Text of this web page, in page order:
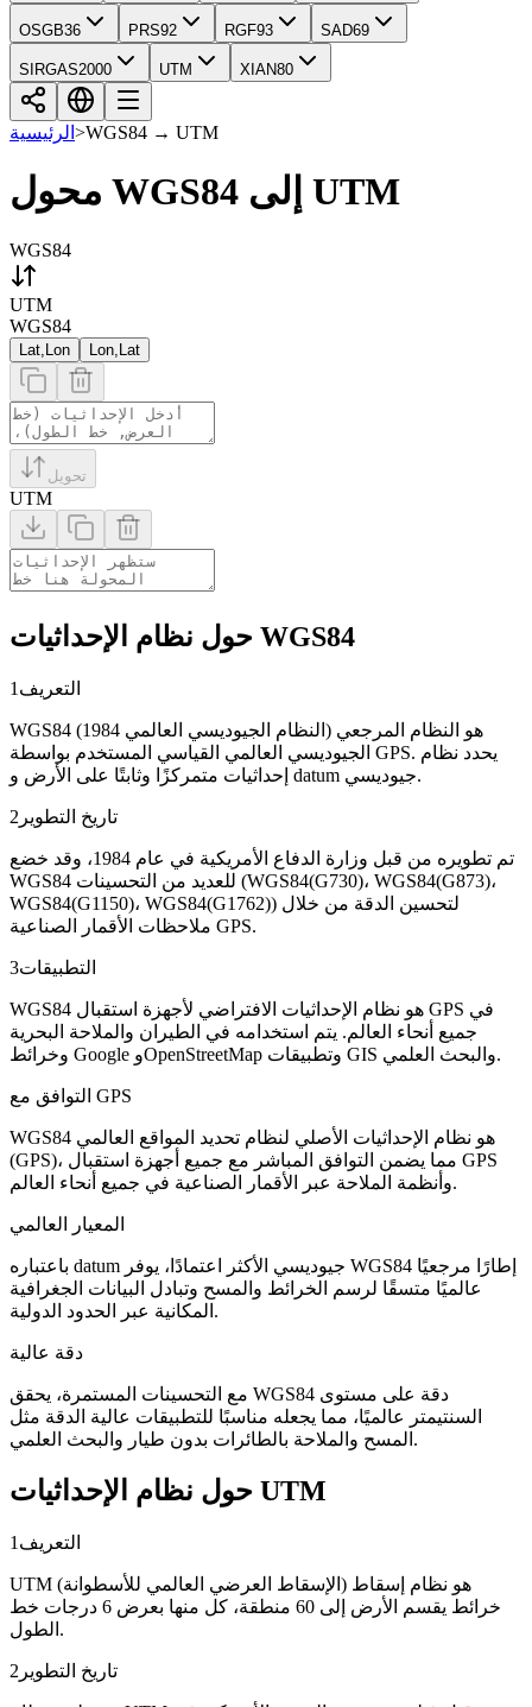
OSGB36 PRS92 RGF93 SAD69
SIRGAS2000 UTM XIAN80
الرئيسية >WGS84 → UTM
محول WGS84 إلى UTM
WGS84
UTM
WGS84
Lat,Lon Lon,Lat
تحويل
UTM
حول نظام الإحداثيات WGS84
1 التعريف
WGS84 (النظام الجيوديسي العالمي 1984) هو النظام المرجعي
الجيوديسي العالمي القياسي المستخدم بواسطة GPS. يحدد نظام
إحداثيات متمركزًا وثابتًا على الأرض و datum جيوديسي.
2 تاريخ التطوير
تم تطويره من قبل وزارة الدفاع الأمريكية في عام 1984، وقد خضع
WGS84 للعديد من التحسينات (WGS84(G730)، WGS84(G873)،
WGS84(G1150)، WGS84(G1762)) لتحسين الدقة من خلال
ملاحظات الأقمار الصناعية GPS.
3التطبيقات
WGS84 هو نظام الإحداثيات الافتراضي لأجهزة استقبال GPS في
جميع أنحاء العالم. يتم استخدامه في الطيران والملاحة البحرية
وخرائط Google وOpenStreetMap وتطبيقات GIS والبحث العلمي.
التوافق مع GPS
WGS84 هو نظام الإحداثيات الأصلي لنظام تحديد المواقع العالمي
(GPS)، مما يضمن التوافق المباشر مع جميع أجهزة استقبال GPS
وأنظمة الملاحة عبر الأقمار الصناعية في جميع أنحاء العالم.
المعيار العالمي
باعتباره datum جيوديسي الأكثر اعتمادًا، يوفر WGS84 إطارًا مرجعيًا
عالميًا متسقًا لرسم الخرائط والمسح وتبادل البيانات الجغرافية
المكانية عبر الحدود الدولية.
دقة عالية
مع التحسينات المستمرة، يحقق WGS84 دقة على مستوى
السنتيمتر عالميًا، مما يجعله مناسبًا للتطبيقات عالية الدقة مثل
المسح والملاحة بالطائرات بدون طيار والبحث العلمي.
حول نظام الإحداثيات UTM
1 التعريف
UTM (الإسقاط العرضي العالمي للأسطوانة) هو نظام إسقاط
خرائط يقسم الأرض إلى 60 منطقة، كل منها بعرض 6 درجات خط
الطول.
2 تاريخ التطوير